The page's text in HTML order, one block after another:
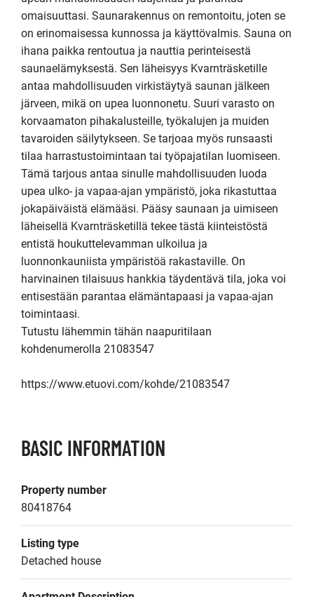
omaisuuttasi. Saunarakennus on remontoitu, joten se
on erinomaisessa kunnossa ja käyttövalmis. Sauna on
ihana paikka rentoutua ja nauttia perinteisestä
saunaelämyksestä. Sen läheisyys Kvarnträsketille
antaa mahdollisuuden virkistäytyä saunan jälkeen
järveen, mikä on upea luonnonetu. Suuri varasto on
korvaamaton pihakalusteille, työkalujen ja muiden
tavaroiden säilytykseen. Se tarjoaa myös runsaasti
tilaa harrastustoimintaan tai työpajatilan luomiseen.
Tämä tarjous antaa sinulle mahdollisuuden luoda
upea ulko- ja vapaa-ajan ympäristö, joka rikastuttaa
jokapäiväistä elämääsi. Pääsy saunaan ja uimiseen
läheisellä Kvarnträsketillä tekee tästä kiinteistöstä
entistä houkuttelevamman ulkoilua ja
luonnonkauniista ympäristöä rakastaville. On
harvinainen tilaisuus hankkia täydentävä tila, joka voi
entisestään parantaa elämäntapaasi ja vapaa-ajan
toimintaasi.
Tutustu lähemmin tähän naapuritilaan
kohdenumerolla 21083547
https://www.etuovi.com/kohde/21083547
BASIC INFORMATION
Property number
80418764
Listing type
Detached house